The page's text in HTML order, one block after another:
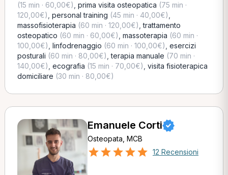
(15 min · 60,00€) prima visita osteopatica (75 min ·
120,00€) personal training (45 min · 40,00€)
massofisioterapia (60 min · 120,00€) ,trattamento
osteopatico (60 min · 60,00€) massoterapia (60 min ·
100,00€) linfodrenaggio (60 min · 100,00€) esercizi
posturali (60 min · 80,00€) ,terapia manuale (70 min ·
140,00€) ecografia (15 min · 70,00€) visita fisioterapica
domiciliare (30 min · 80,00€)
Emanuele Corti
Osteopata, MCB
12 Recensioni